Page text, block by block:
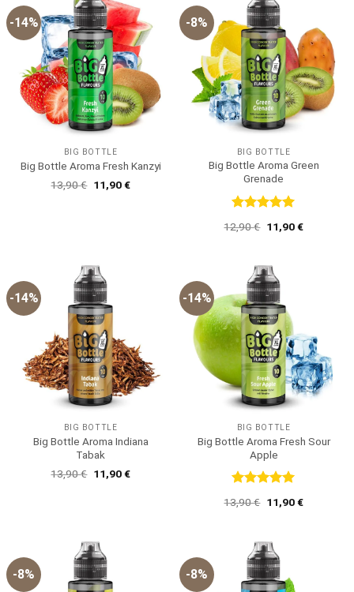
-14%
BIG BOTTLE
Big Bottle Aroma Fresh Kanzyi
13,90€ Ursprünglicher
Preis
11,90€Aktueller
-8%
BIG BOTTLE
Big Bottle Aroma Green
Grenade
mit 5 von
12,90€ Ursprünglicher
Preis
11,90€Aktueller
-14%
BIG BOTTLE
Big Bottle Aroma Indiana
Tabak
13,90€ Ursprünglicher
Preis
11,90€Aktueller
-14%
BIG BOTTLE
Big Bottle Aroma Fresh Sour
Apple
Bewertet
mit 5 von
13,90€ Ursprünglicher
Preis
11,90€Aktueller
-8% -8%